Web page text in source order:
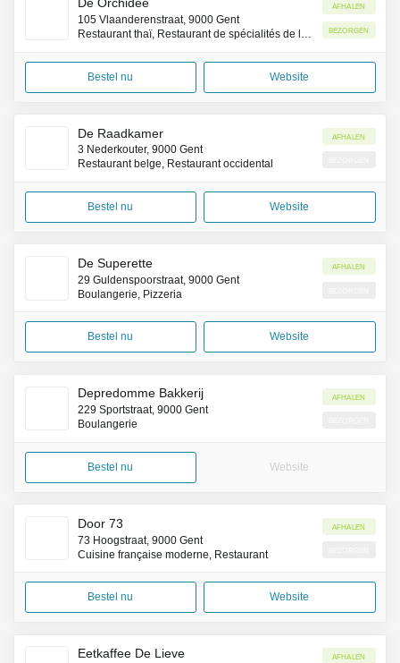
105 Vlaanderenstraat, 9000 Gent
Restaurant thaï, Restaurant de spécialités de la côte Pacifique (Asie)
Afhalen
Bezorgen
Bestel nu Website
De Raadkamer
3 Nederkouter, 9000 Gent
Restaurant belge, Restaurant occidental
Afhalen
Bestel nu Website
De Superette
29 Guldenspoorstraat, 9000 Gent
Boulangerie, Pizzeria
Afhalen
Bestel nu Website
Depredomme Bakkerij
229 Sportstraat, 9000 Gent
Boulangerie
Afhalen
Bestel nu Website
Door 73
73 Hoogstraat, 9000 Gent
Cuisine française moderne, Restaurant
Afhalen
Bestel nu Website
Eetkaffee De Lieve Afhalen